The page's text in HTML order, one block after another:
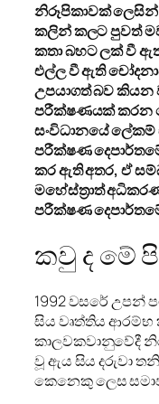
නිරූපිකාවක් ලෙසින්
කලින් කලට පුවත්
කතා බහට ලක් වී
එල්ල වී ඇති
උපයාගත් බව
පරීක්ෂණයක් කරන
සංවිධානයේ
පරීක්ෂණ
කර ඇති අතර, ඒ
මහේස්ත්‍රාත්
පරීක්ෂණ
කවු ද මේ
1992 වසරේ උපන්
සිය වෘත්තිය ආරම්භ
කාලවකවානුවේදී
වූ ඇය සිය දරුවා
කෙනෙකු ලෙස